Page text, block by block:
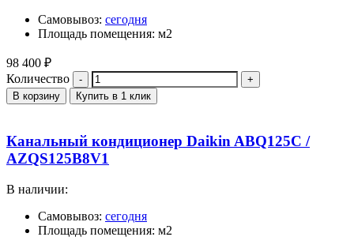
Самовывоз: сегодня
Площадь помещения: м2
98 400 ₽
Количество
В корзину Купить в 1 клик
Канальный кондиционер Daikin ABQ125C /
AZQS125B8V1
В наличии:
Самовывоз: сегодня
Площадь помещения: м2